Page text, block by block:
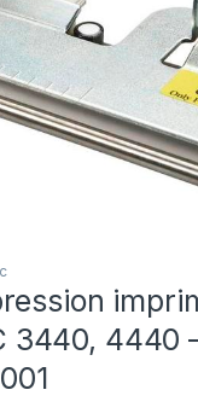
3440, 4440